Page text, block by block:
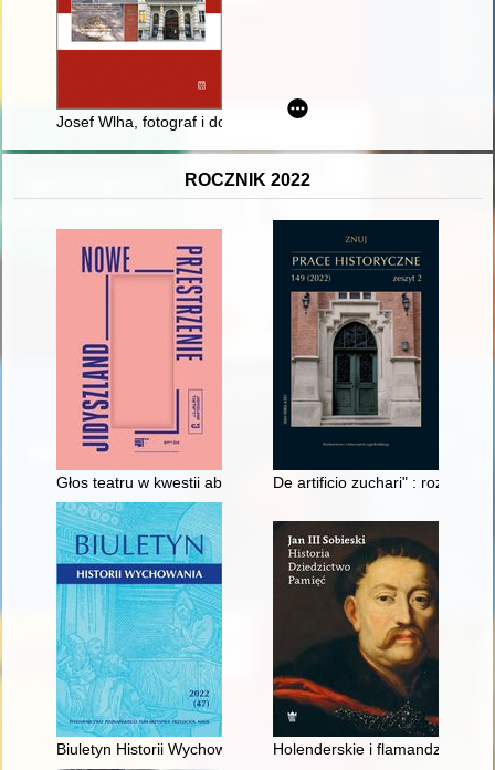
Josef Wlha, fotograf i dokumentalista zabytków Monarchii
ROCZNIK 2022
Głos teatru w kwestii aborcji: "Cjankali" w reżyserii Leona
De artificio zuchari" : rozdział
Biuletyn Historii Wychowania. [Nr] 47 (2022), Uczniowie -
Holenderskie i flamandzkie